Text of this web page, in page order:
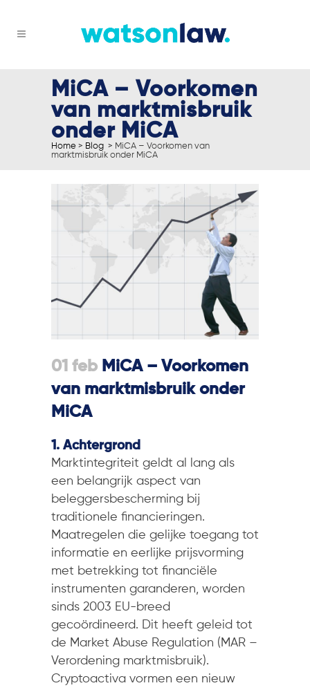
MiCA – Voorkomen
van marktmisbruik
onder MiCA
Home > Blog > MiCA – Voorkomen van
marktmisbruik onder MiCA
01 feb MiCA – Voorkomen
van marktmisbruik onder
MiCA
1. Achtergrond
Marktintegriteit geldt al lang als
een belangrijk aspect van
beleggersbescherming bij
traditionele financieringen.
Maatregelen die gelijke toegang tot
informatie en eerlijke prijsvorming
met betrekking tot financiële
instrumenten garanderen, worden
sinds 2003 EU-breed
gecoördineerd. Dit heeft geleid tot
de Market Abuse Regulation (MAR –
Verordening marktmisbruik).
Cryptoactiva vormen een nieuw